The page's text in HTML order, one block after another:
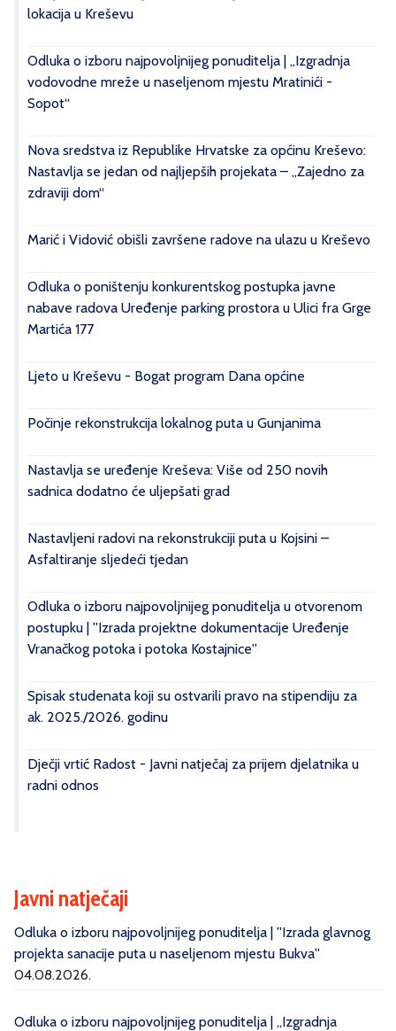
lokacija u Kreševu
Odluka o izboru najpovoljnijeg ponuditelja | „Izgradnja
vodovodne mreže u naseljenom mjestu Mratinići -
Sopot“
Nova sredstva iz Republike Hrvatske za općinu Kreševo:
Nastavlja se jedan od najljepših projekata – „Zajedno za
zdraviji dom“
Marić i Vidović obišli završene radove na ulazu u Kreševo
Odluka o poništenju konkurentskog postupka javne
nabave radova Uređenje parking prostora u Ulici fra Grge
Martića 177
Ljeto u Kreševu - Bogat program Dana općine
Počinje rekonstrukcija lokalnog puta u Gunjanima
Nastavlja se uređenje Kreševa: Više od 250 novih
sadnica dodatno će uljepšati grad
Nastavljeni radovi na rekonstrukciji puta u Kojsini –
Asfaltiranje sljedeći tjedan
Odluka o izboru najpovoljnijeg ponuditelja u otvorenom
postupku | ''Izrada projektne dokumentacije Uređenje
Vranačkog potoka i potoka Kostajnice''
Spisak studenata koji su ostvarili pravo na stipendiju za
ak. 2025./2026. godinu
Dječji vrtić Radost - Javni natječaj za prijem djelatnika u
radni odnos
Javni natječaji
Odluka o izboru najpovoljnijeg ponuditelja | ''Izrada glavnog
projekta sanacije puta u naseljenom mjestu Bukva''
04.08.2026.
Odluka o izboru najpovoljnijeg ponuditelja | „Izgradnja